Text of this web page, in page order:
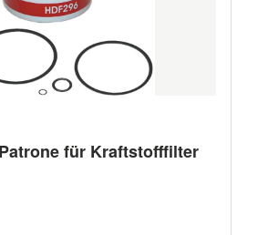
für Kraftstofffilter